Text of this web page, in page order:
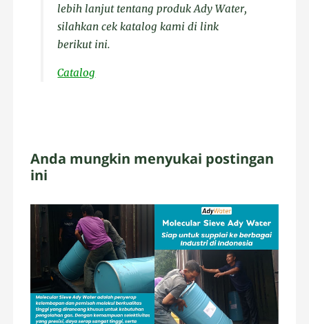
lebih lanjut tentang produk Ady Water,
silahkan cek katalog kami di link
berikut ini.
Catalog
Anda mungkin menyukai postingan
ini